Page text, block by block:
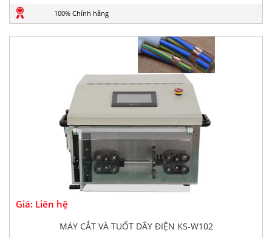
100% Chính hãng
Giá: Liên hệ
MÁY CẮT VÀ TUỐT DÂY ĐIỆN KS-W102